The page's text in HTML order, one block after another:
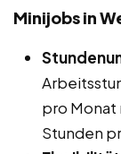
Minijobs in
pro Monat
Stunden